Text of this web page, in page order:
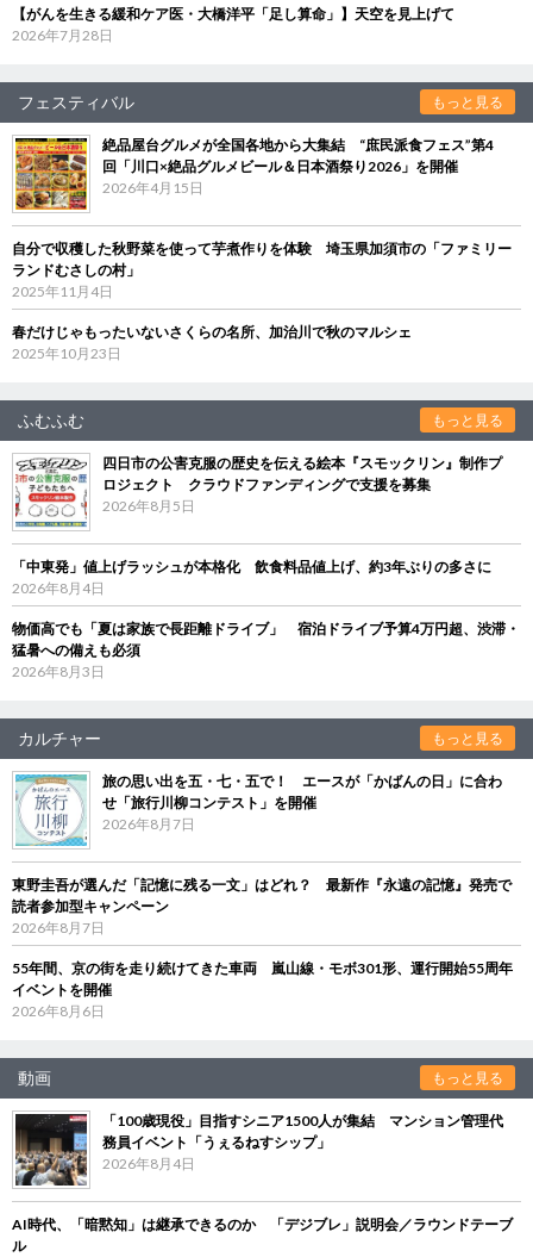
【がんを生きる緩和ケア医・大橋洋平「足し算命」】天空を見上げて
2026年7月28日
フェスティバル もっと見る
絶品屋台グルメが全国各地から大集結 “庶民派食フェス”第4
回「川口×絶品グルメビール＆日本酒祭り2026」を開催
2026年4月15日
自分で収穫した秋野菜を使って芋煮作りを体験 埼玉県加須市の「ファミリー
ランドむさしの村」
2025年11月4日
春だけじゃもったいないさくらの名所、加治川で秋のマルシェ
2025年10月23日
ふむふむ もっと見る
四日市の公害克服の歴史を伝える絵本『スモックリン』制作プ
ロジェクト クラウドファンディングで支援を募集
2026年8月5日
「中東発」値上げラッシュが本格化 飲食料品値上げ、約3年ぶりの多さに
2026年8月4日
物価高でも「夏は家族で長距離ドライブ」 宿泊ドライブ予算4万円超、渋滞・
猛暑への備えも必須
2026年8月3日
カルチャー もっと見る
旅の思い出を五・七・五で！ エースが「かばんの日」に合わ
せ「旅行川柳コンテスト」を開催
2026年8月7日
東野圭吾が選んだ「記憶に残る一文」はどれ？ 最新作『永遠の記憶』発売で
読者参加型キャンペーン
2026年8月7日
55年間、京の街を走り続けてきた車両 嵐山線・モボ301形、運行開始55周年
イベントを開催
2026年8月6日
動画 もっと見る
「100歳現役」目指すシニア1500人が集結 マンション管理代
務員イベント「うぇるねすシップ」
2026年8月4日
AI時代、「暗黙知」は継承できるのか 「デジブレ」説明会／ラウンドテーブ
ル